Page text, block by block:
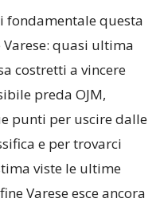
fondamentale questa
quasi ultima
costretti a vincere
preda OJM,
punti per uscire dalle
e per trovarci
viste le ultime
Varese esce ancora